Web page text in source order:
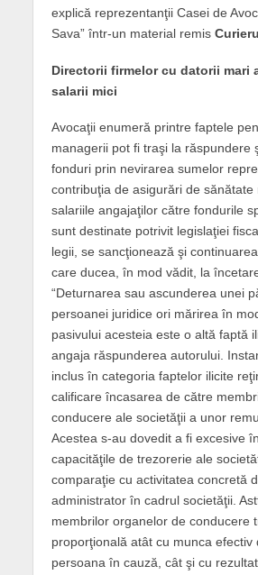
explică reprezentanţii Casei de
Sava” într-un material remis
Directorii firmelor cu datorii mari
salarii mici
Avocaţii enumeră printre faptele
managerii pot fi traşi la răspundere
fonduri prin nevirarea sumelor
contribuţia de asigurări de sănătate
salariile angajaţilor către fondurile
sunt destinate potrivit legislaţiei
legii, se sancţionează şi
care ducea, în mod vădit, la
“Deturnarea sau ascunderea unei
persoanei juridice ori mărirea în
pasivului acesteia este o altă faptă
angaja răspunderea autorului.
inclus în categoria faptelor ilicite
calificare încasarea de către
conducere ale societăţii a unor
Acestea s-au dovedit a fi excesive
capacităţile de trezorerie ale
comparaţie cu activitatea concretă
administrator în cadrul societăţii.
membrilor organelor de conducere
proporţională atât cu munca efectiv
persoana în cauză, cât şi cu